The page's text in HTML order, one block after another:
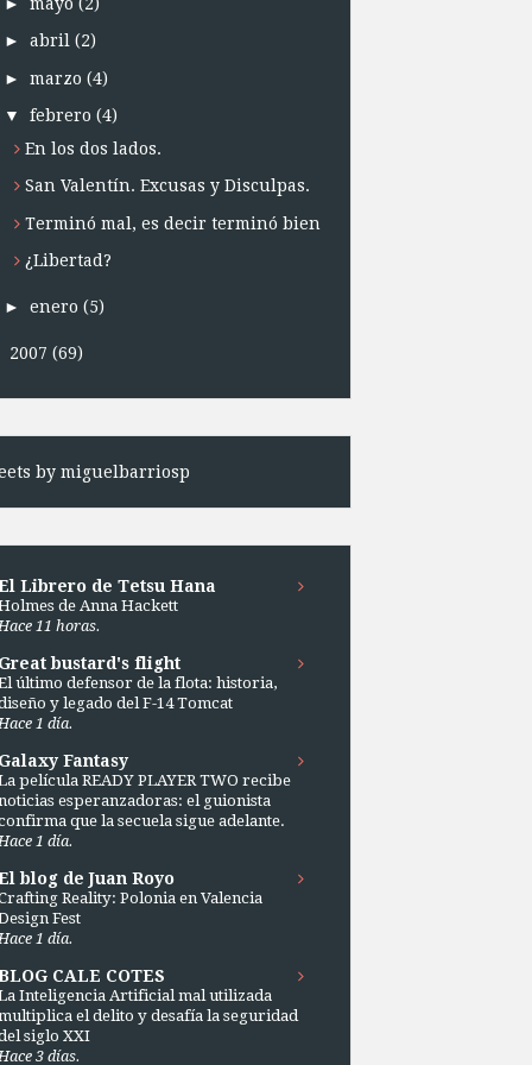
► abril (2)
► marzo (4)
▼
febrero (4)
En los dos lados.
San Valentín. Excusas y Disculpas.
Terminó mal, es decir terminó bien
¿Libertad?
► enero (5)
2007 (69)
by miguelbarriosp
Librero de Tetsu Hana
de Anna Hackett
11 horas.
bustard's flight
último defensor de la flota: historia,
y legado del F-14 Tomcat
1 día.
Fantasy
película READY PLAYER TWO recibe
esperanzadoras: el guionista
que la secuela sigue adelante.
1 día.
blog de Juan Royo
Reality: Polonia en Valencia
Fest
1 día.
CALE COTES
Inteligencia Artificial mal utilizada
el delito y desafía la seguridad
siglo XXI
3 días.